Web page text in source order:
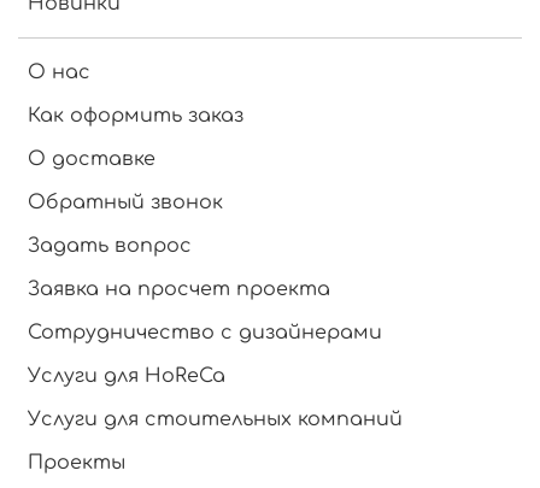
О нас
Как оформить заказ
О доставке
Обратный звонок
Задать вопрос
Заявка на просчет проекта
Сотрудничество с дизайнерами
Услуги для HoReCa
Услуги для стоительных компаний
Проекты